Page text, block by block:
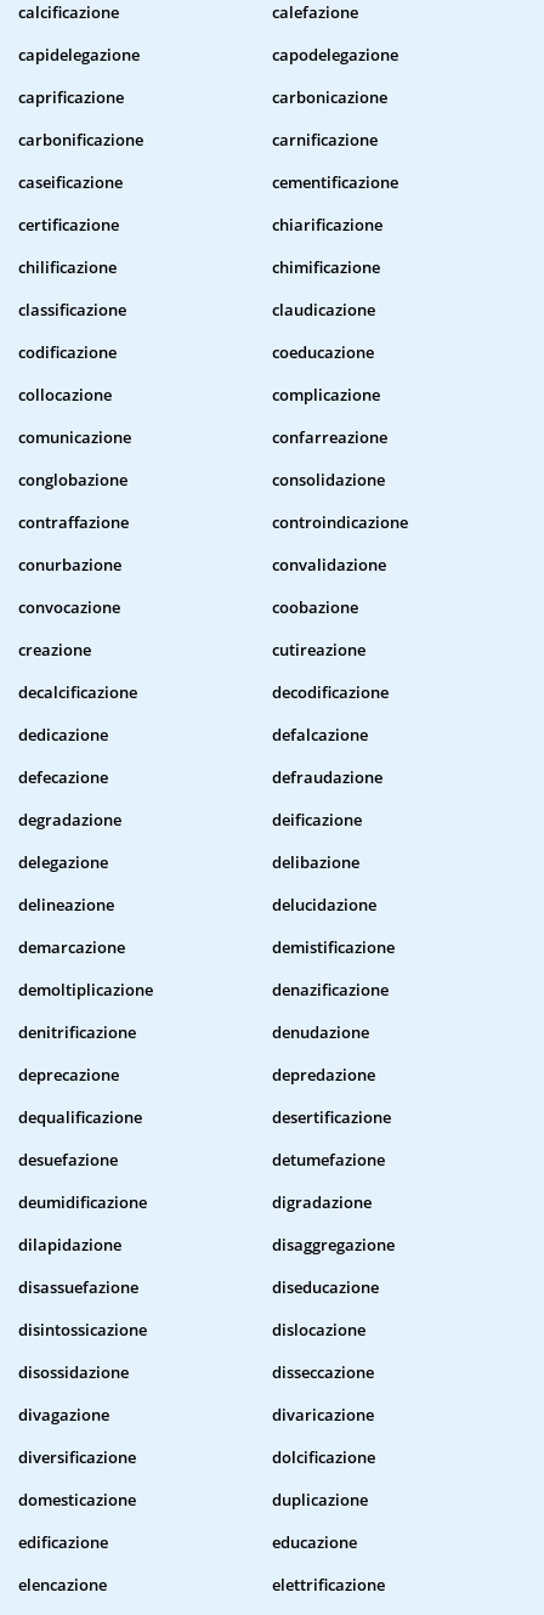
calcificazione
calefazione
capidelegazione
capodelegazione
caprificazione
carbonicazione
carbonificazione
carnificazione
caseificazione
cementificazione
certificazione
chiarificazione
chilificazione
chimificazione
classificazione
claudicazione
codificazione
coeducazione
collocazione
complicazione
comunicazione
confarreazione
conglobazione
consolidazione
contraffazione
controindicazione
conurbazione
convalidazione
convocazione
coobazione
creazione
cutireazione
decalcificazione
decodificazione
dedicazione
defalcazione
defecazione
defraudazione
degradazione
deificazione
delegazione
delibazione
delineazione
delucidazione
demarcazione
demistificazione
demoltiplicazione
denazificazione
denitrificazione
denudazione
deprecazione
depredazione
dequalificazione
desertificazione
desuefazione
detumefazione
deumidificazione
digradazione
dilapidazione
disaggregazione
disassuefazione
diseducazione
disintossicazione
dislocazione
disossidazione
disseccazione
divagazione
divaricazione
diversificazione
dolcificazione
domesticazione
duplicazione
edificazione
educazione
elencazione
elettrificazione